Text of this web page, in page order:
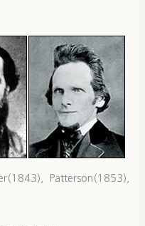
Patterson(1853),